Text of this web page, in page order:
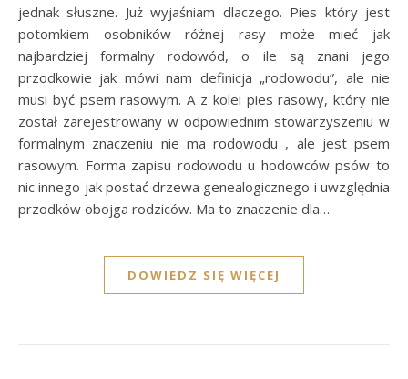
jednak słuszne. Już wyjaśniam dlaczego. Pies który jest
potomkiem osobników różnej rasy może mieć jak
najbardziej formalny rodowód, o ile są znani jego
przodkowie jak mówi nam definicja „rodowodu”, ale nie
musi być psem rasowym. A z kolei pies rasowy, który nie
został zarejestrowany w odpowiednim stowarzyszeniu w
formalnym znaczeniu nie ma rodowodu , ale jest psem
rasowym. Forma zapisu rodowodu u hodowców psów to
nic innego jak postać drzewa genealogicznego i uwzględnia
przodków obojga rodziców. Ma to znaczenie dla…
DOWIEDZ SIĘ WIĘCEJ